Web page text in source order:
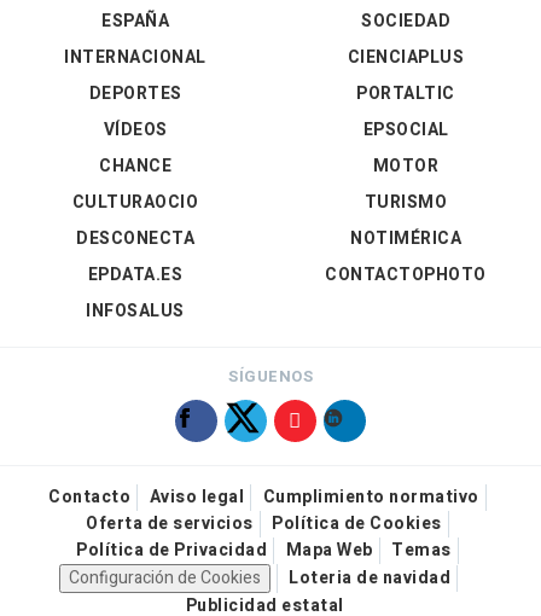
ESPAÑA
INTERNACIONAL
DEPORTES
VÍDEOS
SOCIEDAD
CIENCIAPLUS
PORTALTIC
EPSOCIAL
CHANCE
CULTURAOCIO
DESCONECTA
EPDATA.ES
INFOSALUS
MOTOR
TURISMO
NOTIMÉRICA
CONTACTOPHOTO
SÍGUENOS
Contacto Aviso legal
Cumplimiento normativo
Oferta de servicios
Política de Cookies
Política de Privacidad
Mapa Web
Temas
Configuración de Cookies
Loteria de navidad
Publicidad estatal